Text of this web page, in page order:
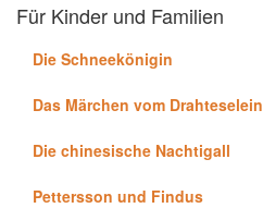
Für Kinder und Familien
Die Schneekönigin
Das Märchen vom Drahteselein
Die chinesische Nachtigall
Pettersson und Findus